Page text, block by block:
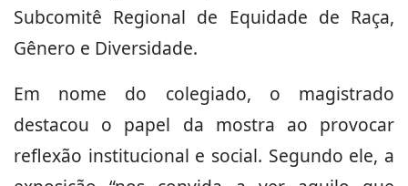
Subcomitê Regional de Equidade de Raça,
Gênero e Diversidade.
Em nome do colegiado, o magistrado
destacou o papel da mostra ao provocar
reflexão institucional e social. Segundo ele, a